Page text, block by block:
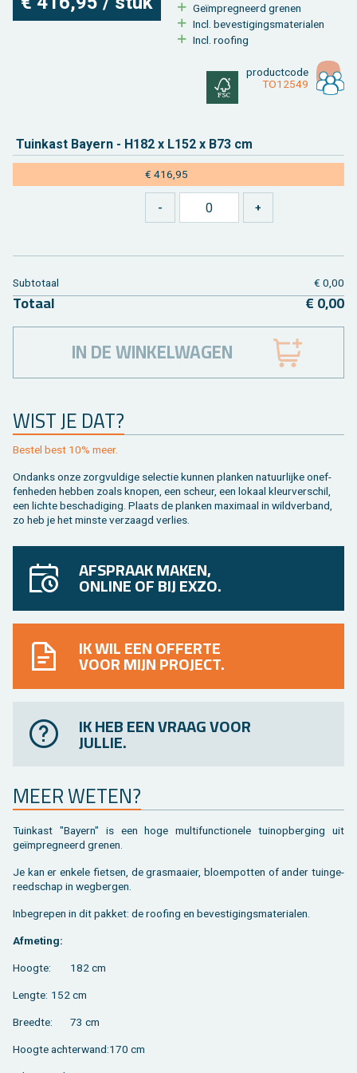
Geïmpreg­neerd gre­nen
Incl. be­ves­ti­gings­ma­te­ri­a­len
Incl. roo­fing
product­code
TO12549
Tuin­kast Bay­ern - H182 x L152 x B73 cm
€ 416,95
WIST JE DAT?
Be­stel best 10% meer.
On­danks onze zorg­vul­di­ge se­lec­tie kun­nen plan­ken na­tuur­lij­ke on­ef­
fen­he­den heb­ben zoals kno­pen, een scheur, een lo­kaal kleur­ver­schil,
een lich­te be­scha­di­ging. Plaats de plan­ken maxi­maal in wild­ver­band,
zo heb je het min­ste ver­zaagd ver­lies.
Sub­to­taal € 0,00
To­taal € 0,00
IN DE WINKELWAGEN
AFSPRAAK MAKEN,
ONLINE OF BIJ EXZO.
IK WIL EEN OFFERTE
VOOR MIJN PROJECT.
IK HEB EEN VRAAG VOOR
JULLIE.
MEER WETEN?
Tuin­kast "Bay­ern" is een hoge mul­ti­func­ti­o­ne­le tuin­op­ber­ging uit
geïmpreg­neerd gre­nen.
Je kan er en­ke­le fiet­sen, de gras­maai­er, bloem­pot­ten of ander tuin­ge­
reed­schap in weg­ber­gen.
In­be­gre­pen in dit pak­ket: de roo­fing en be­ves­ti­gings­ma­te­ri­a­len.
Af­me­ting:
Hoog­te: 182 cm
Leng­te: 152 cm
Breed­te: 73 cm
Hoog­te ach­ter­wand:170 cm